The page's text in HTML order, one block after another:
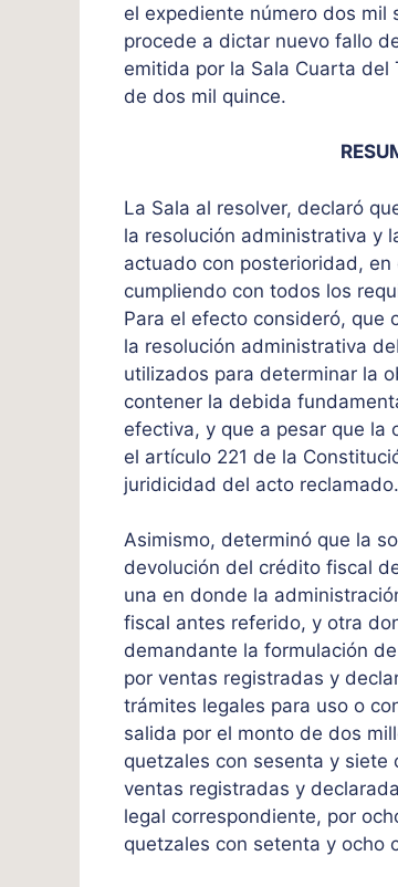
el expediente número dos mil
procede a dictar nuevo fallo
emitida por la Sala Cuarta
de dos mil quince.
La Sala al resolver, declaró
la resolución administrativa y
actuado con posterioridad, en
cumpliendo con todos los
Para el efecto consideró, que
la resolución administrativa
utilizados para determinar la
contener la debida
efectiva, y que a pesar que la
el artículo 221 de la
juridicidad del acto reclamado.
Asimismo, determinó que la
devolución del crédito fiscal
una en donde la
fiscal antes referido, y otra
demandante la formulación
por ventas registradas y
trámites legales para uso o
salida por el monto de dos
quetzales con sesenta y
ventas registradas y
legal correspondiente, por
quetzales con setenta y ocho